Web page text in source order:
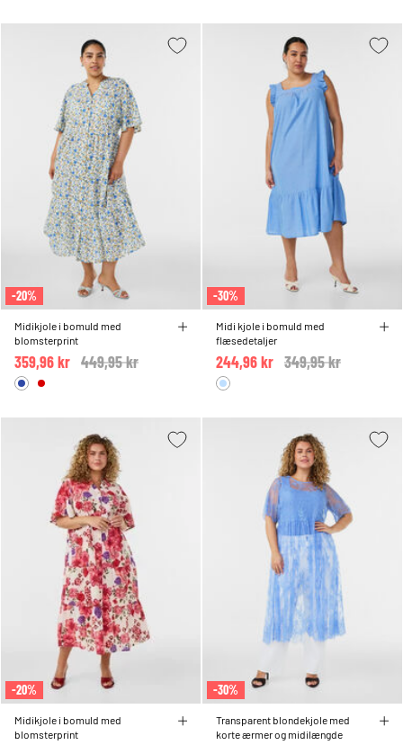
-20%
Midikjole i bomuld med
blomsterprint
Price reduced from
449,95 kr
359,96 kr
-30%
Midi kjole i bomuld med
flæsedetaljer
Price reduced from
349,95 kr
244,96 kr
-20%
Midikjole i bomuld med
blomsterprint
-30%
Transparent blondekjole med
korte ærmer og midilængde